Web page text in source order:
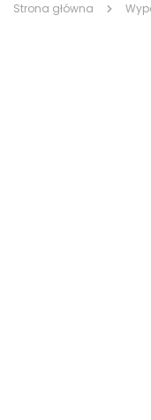
Strona główna